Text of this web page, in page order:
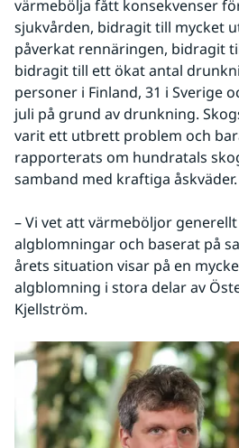
värmebölja fått konsekvenser
sjukvården, bidragit till mycket
påverkat rennäringen, bidragit
bidragit till ett ökat antal
personer i Finland, 31 i Sverige
juli på grund av drunkning.
varit ett utbrett problem och
rapporterats om hundratals
samband med kraftiga åskväder.
– Vi vet att värmeböljor
algblomningar och baserat på
årets situation visar på en
algblomning i stora delar av
Kjellström.